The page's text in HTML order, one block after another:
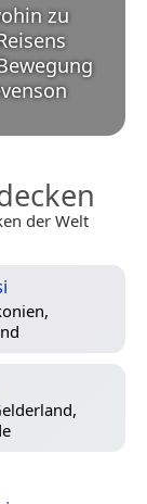
zu
der Welt